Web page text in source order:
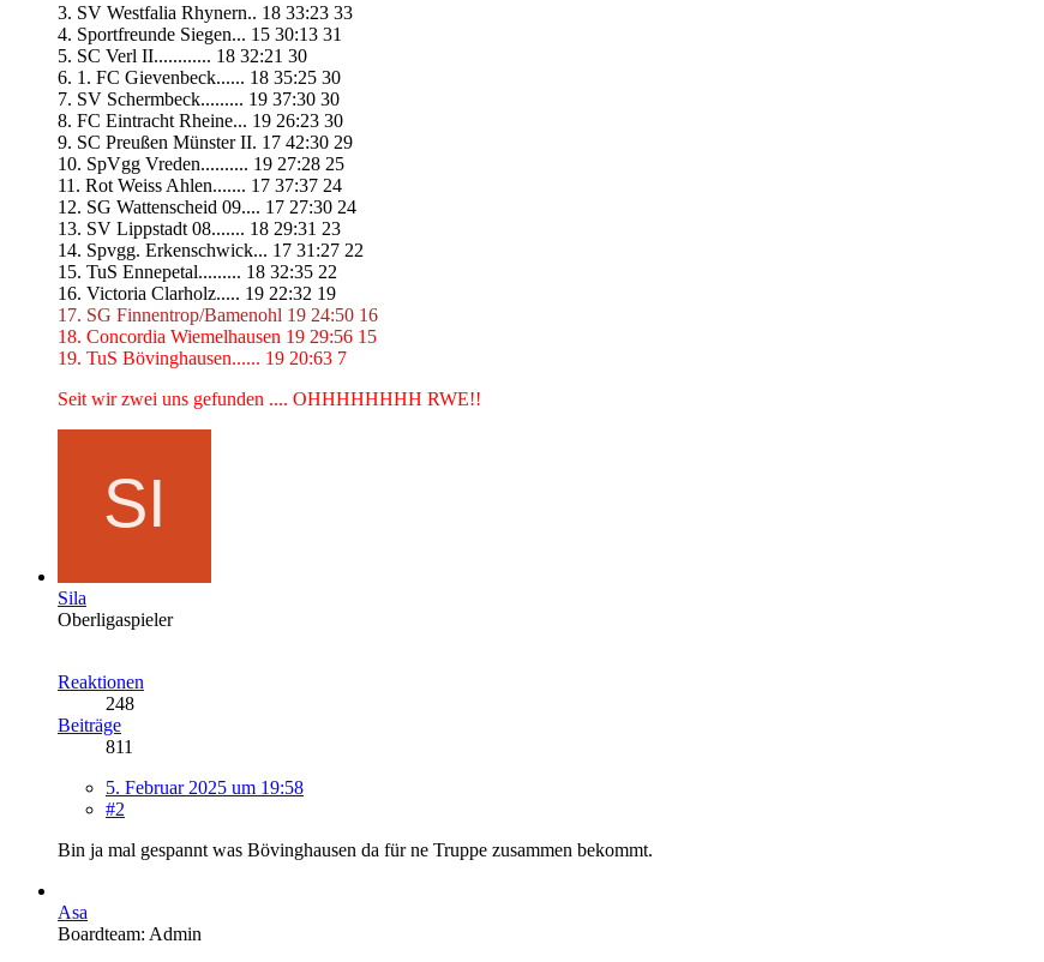
3. SV Westfalia Rhynern.. 18 33:23 33
4. Sportfreunde Siegen... 15 30:13 31
5. SC Verl II............ 18 32:21 30
6. 1. FC Gievenbeck...... 18 35:25 30
7. SV Schermbeck......... 19 37:30 30
8. FC Eintracht Rheine... 19 26:23 30
9. SC Preußen Münster II. 17 42:30 29
10. SpVgg Vreden.......... 19 27:28 25
11. Rot Weiss Ahlen....... 17 37:37 24
12. SG Wattenscheid 09.... 17 27:30 24
13. SV Lippstadt 08....... 18 29:31 23
14. Spvgg. Erkenschwick... 17 31:27 22
15. TuS Ennepetal......... 18 32:35 22
16. Victoria Clarholz..... 19 22:32 19
17. SG Finnentrop/Bamenohl 19 24:50 16
18. Concordia Wiemelhausen 19 29:56 15
19. TuS Bövinghausen...... 19 20:63 7
Seit wir zwei uns gefunden .... OHHHHHHHH RWE!!
Sila
Oberligaspieler
Reaktionen
248
Beiträge
811
5. Februar 2025 um 19:58
#2
Bin ja mal gespannt was Bövinghausen da für ne Truppe zusammen bekommt.
Asa
Boardteam: Admin